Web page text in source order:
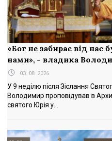
«Бог не забирає від нас
нами», - владика
03. 08. 2026
У 9 неділю після Зіслання
Володимир проповідував в
святого Юрія у...